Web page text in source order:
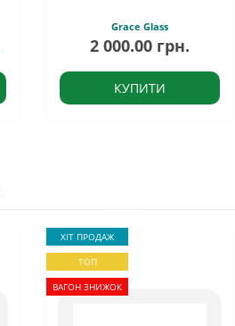
Grace Glass
2 000.00 грн.
КУПИТИ
ХІТ ПРОДАЖ
ТОП
ВАГОН ЗНИЖОК